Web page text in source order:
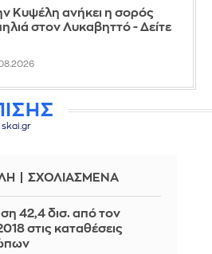
Κυψέλη ανήκει η σορός
στον Λυκαβηττό - Δείτε
skai.gr
ΣΧΟΛΙΑΣΜΕΝΑ
42,4 δισ. από τον
στις καταθέσεις